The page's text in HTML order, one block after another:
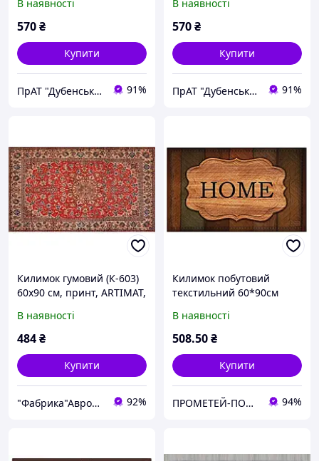
основі К-603-26
В наявності
570₴
Купити
ПрАТ "Дубенський завод ГТВ" 91%
основі К-603-31-1
В наявності
570₴
Купити
ПрАТ "Дубенський завод ГТВ" 91%
Килимок гумовий (К-603)
60х90 см, принт, ARTIMAT,
В наявності
484₴
Купити
"Фабрика"Аврора" 92%
Килимок побутовий
текстильний 60*90см
В наявності
508.50₴
Купити
ПРОМЕТЕЙ-ПОСУД 94%